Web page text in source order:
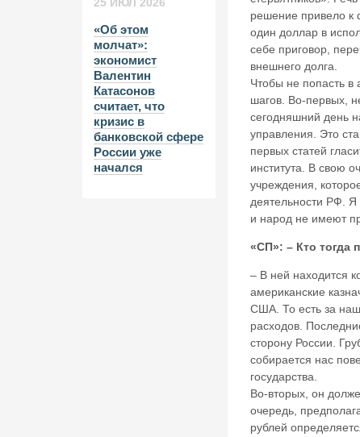
25 ИЮЛ 2026
«Об этом
молчат»:
экономист
Валентин
Катасонов
считает, что
кризис в
банковской сфере
России уже
начался
решение привело к
один доллар в
себе приговор,
внешнего долга.
Чтобы не попасть
шагов. Во-первых,
сегодняшний день
управления. Это
первых статей
института. В свою
учреждения,
деятельности РФ.
и народ не имеют
«СП»: – Кто тогда
– В ней находится
американские
США. То есть за наш
расходов.
сторону России.
собирается нас
государства.
Во-вторых, он
очередь,
рублей